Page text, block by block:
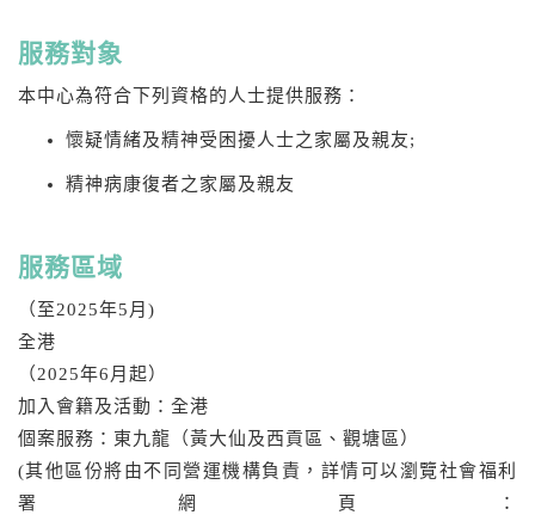
服務對象
本中心為符合下列資格的人士提供服務：
懷疑情緒及精神受困擾人士之家屬及親友;
精神病康復者之家屬及親友
服務區域
（至2025年5月)
全港
（2025年6月起）
加入會籍及活動：全港
個案服務：東九龍（黃大仙及西貢區、觀塘區）
(其他區份將由不同營運機構負責，詳情可以瀏覽社會福利
署網頁：